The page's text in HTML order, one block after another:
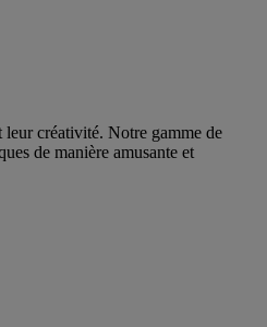
créativité. Notre gamme de
de manière amusante et